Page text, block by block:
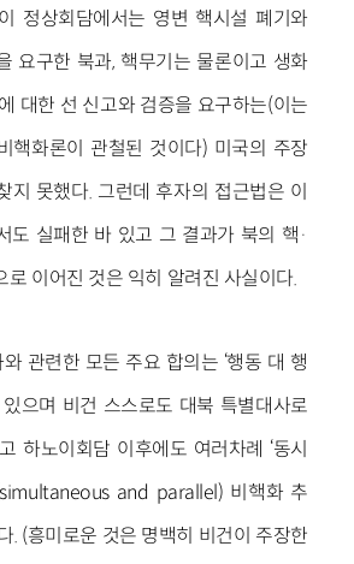
정상회담에서는 영변 핵시설 폐기와
요구한 북과, 핵무기는 물론이고 생화
대한 선 신고와 검증을 요구하는(이는
핵화론이 관철된 것이다) 미국의 주장
지 못했다. 그런데 후자의 접근법은 이
도 실패한 바 있고 그 결과가 북의 핵·
로 이어진 것은 익히 알려진 사실이다.
관련한 모든 주요 합의는 ‘행동 대 행
있으며 비건 스스로도 대북 특별대사로
하노이회담 이후에도 여러차례 ‘동시
and parallel) 비핵화 추
. (흥미로운 것은 명백히 비건이 주장한